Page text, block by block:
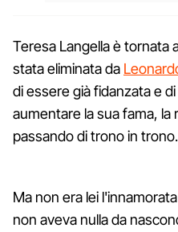
Teresa Langella è tornata
stata eliminata da
di essere già fidanzata e
aumentare la sua fama, la
passando di trono in trono.
Ma non era lei
non aveva nulla da